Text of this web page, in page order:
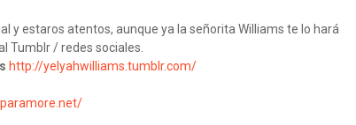
y estaros atentos, aunque ya la señorita Williams te lo hará
Tumblr / redes sociales.
http://yelyahwilliams.tumblr.com/